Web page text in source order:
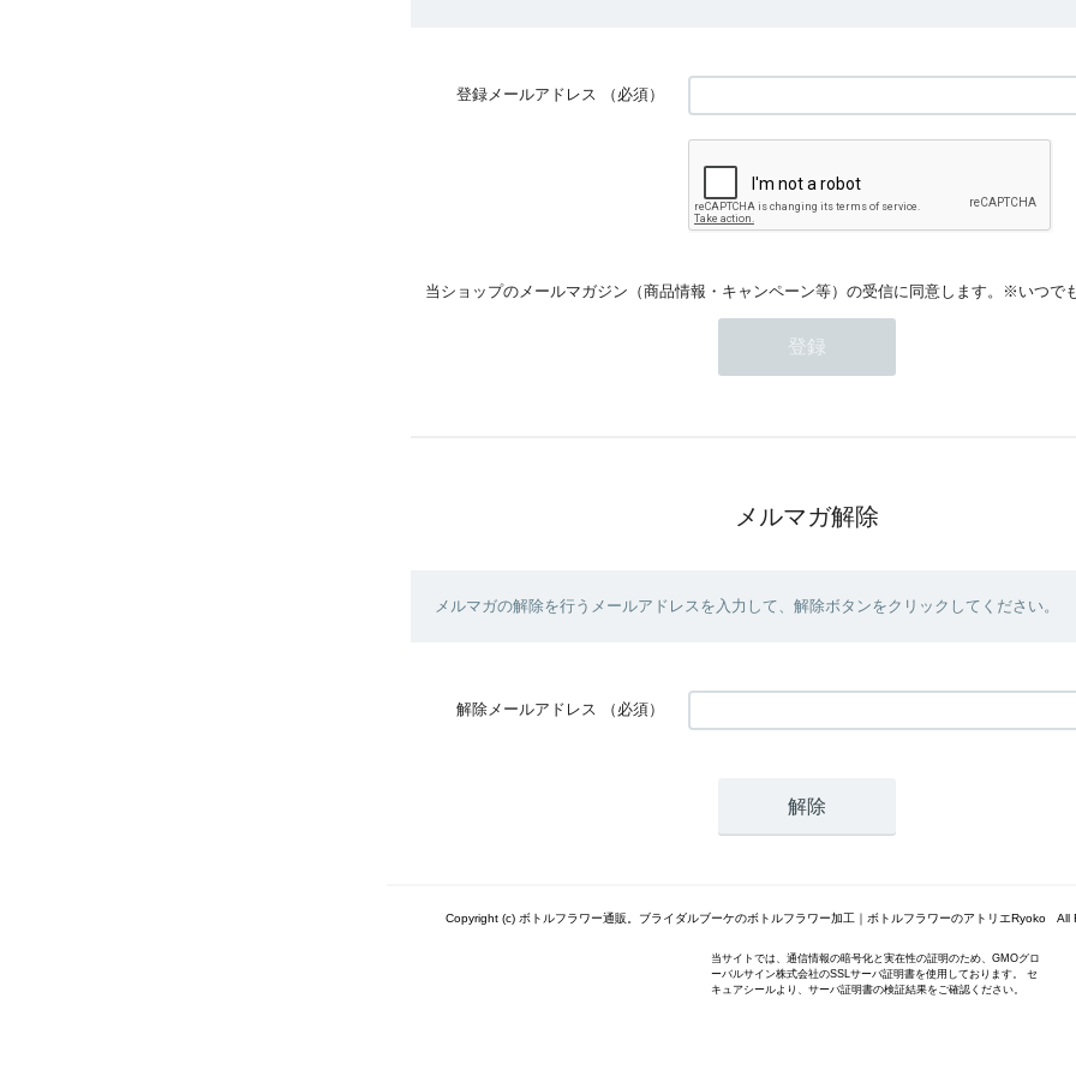
登録メールアドレス （必須）
当ショップのメールマガジン（商品情報・キャンペーン等）の受信に同意します。※いつで
メルマガ解除
メルマガの解除を行うメールアドレスを入力して、解除ボタンをクリックしてください。
解除メールアドレス （必須）
Copyright (c) ボトルフラワー通販。ブライダルブーケのボトルフラワー加工｜ボトルフラワーのアトリエRyoko All
当サイトでは、通信情報の暗号化と実在性の証明のため、GMOグロ
ーバルサイン株式会社のSSLサーバ証明書を使用しております。 セ
キュアシールより、サーバ証明書の検証結果をご確認ください。